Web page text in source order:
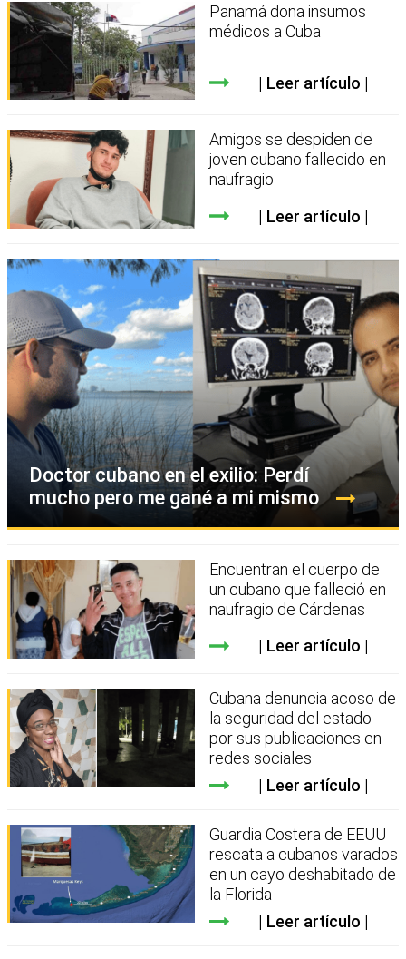
Panamá dona insumos
médicos a Cuba
Leer artículo
Amigos se despiden de
joven cubano fallecido en
naufragio
Leer artículo
Doctor cubano en el exilio: Perdí
mucho pero me gané a mi mismo
Encuentran el cuerpo de
un cubano que falleció en
naufragio de Cárdenas
Leer artículo
Cubana denuncia acoso de
la seguridad del estado
por sus publicaciones en
redes sociales
Leer artículo
Guardia Costera de EEUU
rescata a cubanos varados
en un cayo deshabitado de
la Florida
Leer artículo